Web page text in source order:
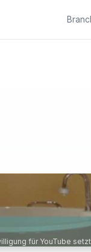
für YouTube